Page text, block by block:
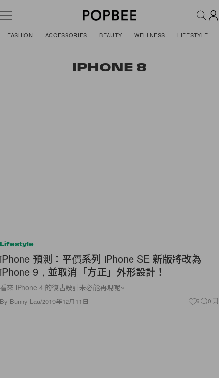
FASHION ACCESSORIES BEAUTY WELLNESS LIFESTYLE
IPHONE 8
Lifestyle
iPhone 預測：平價系列 iPhone SE 新版將改為
iPhone 9，並取消「方正」外形設計！
看來 iPhone 4 的復古設計未必能再現呢~
By Bunny Lau/2019年12月11日 6 0